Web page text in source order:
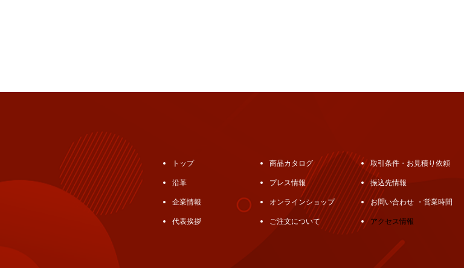
20歳未満の飲酒は法律で禁止
特定商取​引法
取引条件・お見積り依頼
振込先情報
お問い合わせ ・営業時間
アクセス情報
商品カタログ
プレス情報
オンラインショップ
ご注文について
トップ
沿革
企業情報
代表挨拶